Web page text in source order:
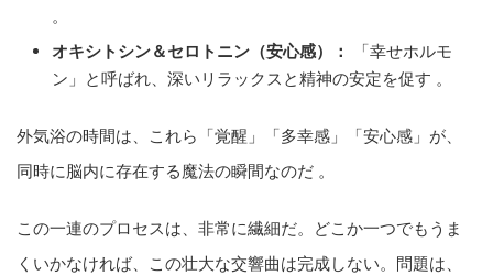
。
オキシトシン＆セロトニン（安心感）：
「幸せホルモ
ン」と呼ばれ、深いリラックスと精神の安定を促す 。
外気浴の時間は、これら「覚醒」「多幸感」「安心感」が、
同時に脳内に存在する魔法の瞬間なのだ 。
この一連のプロセスは、非常に繊細だ。どこか一つでもうま
くいかなければ、この壮大な交響曲は完成しない。問題は、